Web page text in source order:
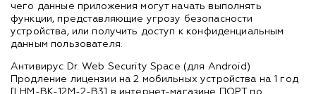
чего данные приложения могут начать выполнять
функции, представляющие угрозу безопасности
устройства, или получить доступ к конфиденциальным
данным пользователя.
Антивирус Dr. Web Security Space (для Android)
Продление лицензии на 2 мобильных устройства на 1 год
[LHM-BK-12M-2-B3] в интернет-магазине ПОРТ по